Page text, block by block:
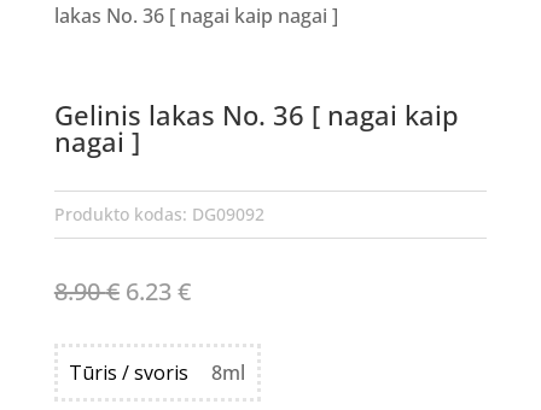
lakas No. 36 [ nagai kaip nagai ]
NETURIME
Gelinis lakas No. 36 [ nagai kaip
nagai ]
Produkto kodas: DG09092
8.90€ Original
was:
8.90 €.
6.23€Current
is:
6.23 €.
Tūris / svoris 8ml